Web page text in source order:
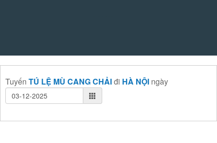
Tuyến TÚ LỆ MÙ CANG CHẢIđi HÀ NỘI ngày